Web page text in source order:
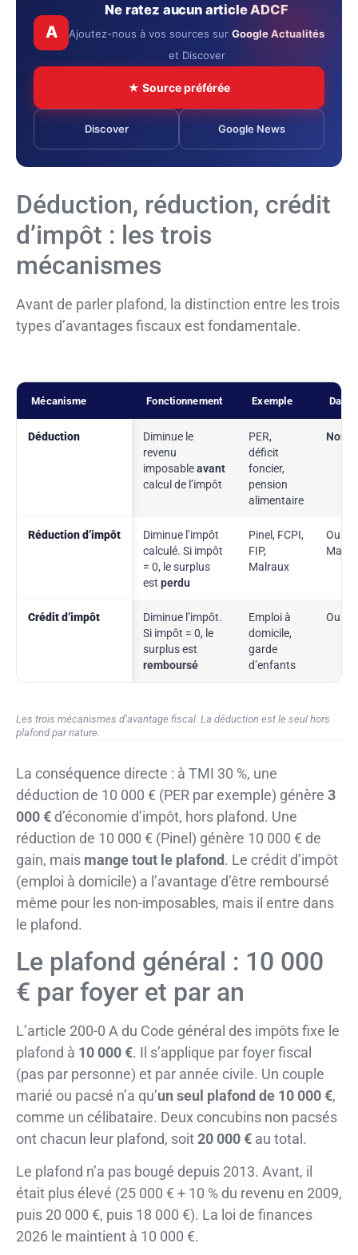
A
Ne ratez aucun article ADCF
Ajoutez-nous à vos sources sur Google Actualités
et Discover
★ Source préférée
Discover Google News
Déduction, réduction, crédit
d’impôt : les trois
mécanismes
Avant de parler plafond, la distinction entre les trois
types d’avantages fiscaux est fondamentale.
Mécanisme Fonctionnement Exemple Dans
Déduction
Diminue le
revenu
imposableavant
calcul de l’impôt
PER,
déficit
foncier,
pension
alimentaire
Non
Réduction d’impôt
Diminue l’impôt
calculé. Si impôt
= 0, le surplus
est perdu
Pinel, FCPI,
FIP,
Malraux
Oui
Crédit d’impôt
Diminue l’impôt.
Si impôt = 0, le
surplus est
remboursé
Emploi à
domicile,
garde
d’enfants
Oui
Les trois mécanismes d’avantage fiscal. La déduction est le seul hors
plafond par nature.
La conséquence directe : à TMI 30 %, une
déduction de 10 000 € (PER par exemple) génère 3
000 € d’économie d’impôt, hors plafond. Une
réduction de 10 000 € (Pinel) génère 10 000 € de
gain, mais mange tout le plafond. Le crédit d’impôt
(emploi à domicile) a l’avantage d’être remboursé
même pour les non-imposables, mais il entre dans
le plafond.
Le plafond général : 10 000
€ par foyer et par an
L’article 200-0 A du Code général des impôts fixe le
plafond à 10 000 €. Il s’applique par foyer fiscal
(pas par personne) et par année civile. Un couple
marié ou pacsé n’a qu’un seul plafond de 10 000 €,
comme un célibataire. Deux concubins non pacsés
ont chacun leur plafond, soit20 000 € au total.
Le plafond n’a pas bougé depuis 2013. Avant, il
était plus élevé (25 000 € + 10 % du revenu en 2009,
puis 20 000 €, puis 18 000 €). La loi de finances
2026 le maintient à 10 000 €.